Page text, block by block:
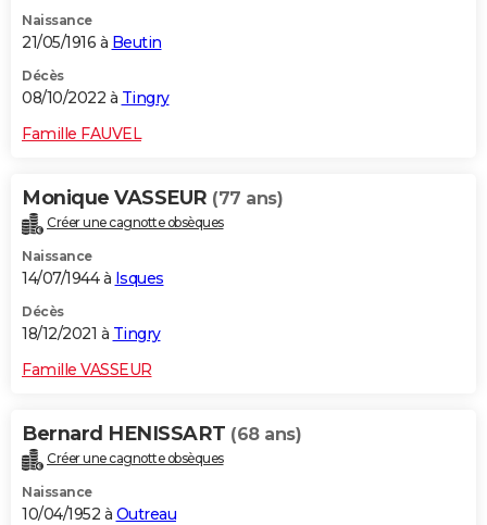
Dictionnaire
Biographies
Citations
Expressions
Proverbes
PROGRAMME TV
S'inscrire
Se connecter
Lycées
Collèges
Primaires
Universités
Entreprises
Service militaire
Avis de recherche
AVIS DE DÉCÈS
FORUM
Bricolage
Television
Naissance
21/05/1916 à Beutin
Décès
08/10/2022 à Tingry
Famille FAUVEL
Monique VASSEUR (77 ans)
Créer une cagnotte obsèques
Naissance
14/07/1944 à Isques
Décès
18/12/2021 à Tingry
Famille VASSEUR
Bernard HENISSART (68 ans)
Créer une cagnotte obsèques
Naissance
10/04/1952 à Outreau